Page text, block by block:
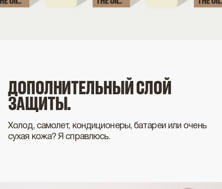
ДОПОЛНИТЕЛЬНЫЙ СЛОЙ
ЗАЩИТЫ.
Холод, самолет, кондиционеры, батареи или очень
сухая кожа? Я справлюсь.